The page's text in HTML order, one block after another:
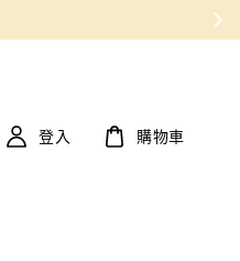
登入 購物車